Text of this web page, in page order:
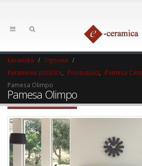
Keramika
Trgovina
Keramične ploščice
Proizvajalci
Pamesa
Pamesa Olimpo
Pamesa Olimpo